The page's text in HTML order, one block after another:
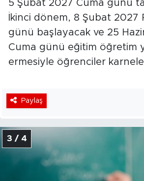
5 Şubat 2027 Cuma günü
İkinci dönem, 8 Şubat 2027
günü başlayacak ve 25
Cuma günü eğitim öğretim
ermesiyle öğrenciler
Paylaş
3 / 4